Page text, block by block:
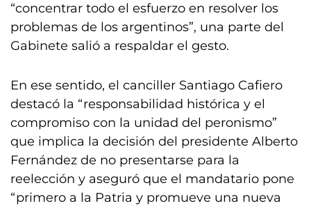
“concentrar todo el esfuerzo en resolver los
problemas de los argentinos”, una parte del
Gabinete salió a respaldar el gesto.
En ese sentido, el canciller Santiago Cafiero
destacó la “responsabilidad histórica y el
compromiso con la unidad del peronismo”
que implica la decisión del presidente Alberto
Fernández de no presentarse para la
reelección y aseguró que el mandatario pone
“primero a la Patria y promueve una nueva